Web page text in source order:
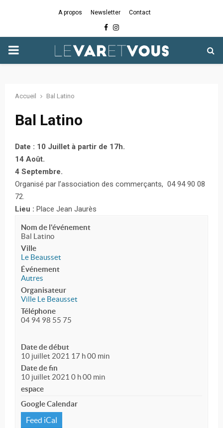
A propos Newsletter Contact
Facebook
Instagram
PRIMARY
Accueil Bal Latino
Bal Latino
Date : 10 Juillet à partir de 17h.
14 Août.
4 Septembre.
Organisé par l’association des commerçants, 04 94 90 08
72.
Lieu : Place Jean Jaurès
Nom de l'événement
Bal Latino
Ville
Le Beausset
Événement
Autres
Organisateur
Ville Le Beausset
Téléphone
04 94 98 55 75
Date de début
10 juillet 2021 17 h 00 min
Date de fin
10 juillet 2021 0 h 00 min
espace
Google Calendar
Feed iCal